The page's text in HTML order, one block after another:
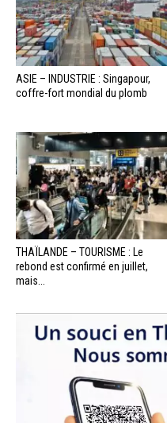
ASIE – INDUSTRIE : Singapour,
coffre-fort mondial du plomb
THAÏLANDE – TOURISME : Le
rebond est confirmé en juillet,
mais...